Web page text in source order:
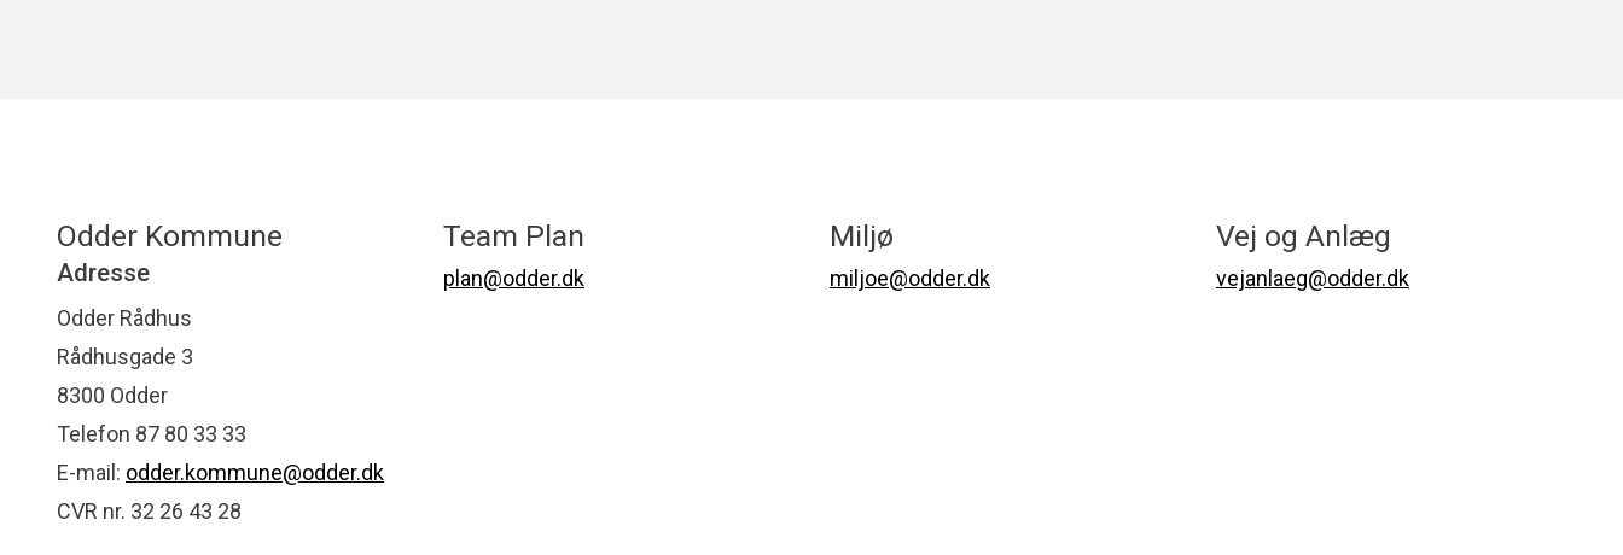
Odder Kommune
Adresse
Odder Rådhus
Rådhusgade 3
8300 Odder
Telefon 87 80 33 33
E-mail: odder.kommune@odder.dk
CVR nr. 32 26 43 28
Team Plan
plan@odder.dk
Miljø
miljoe@odder.dk
Vej og Anlæg
vejanlaeg@odder.dk